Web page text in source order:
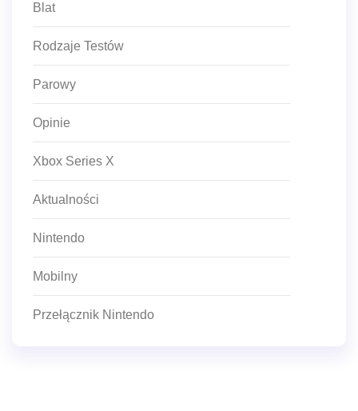
Blat
Rodzaje Testów
Parowy
Opinie
Xbox Series X
Aktualności
Nintendo
Mobilny
Przełącznik Nintendo